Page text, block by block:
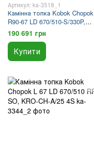
Артикул: ka-3518_1
Камінна топка Kobok Chopok
R90-67 LD 670/510-S/330P,
RP2,KRO-R90 (права)
190 691 грн
Купити